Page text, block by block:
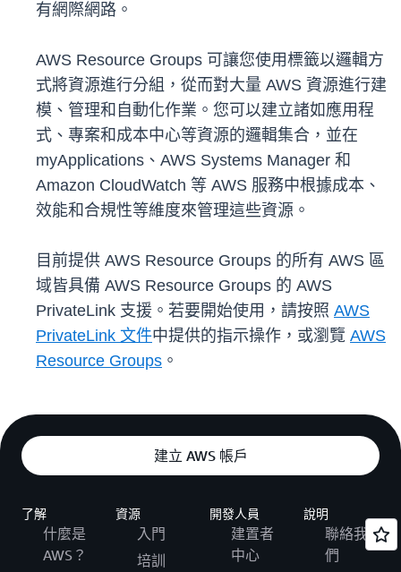
有網際網路。
AWS Resource Groups 可讓您使用標籤以邏輯方
式將資源進行分組，從而對大量 AWS 資源進行建
模、管理和自動化作業。您可以建立諸如應用程
式、專案和成本中心等資源的邏輯集合，並在
myApplications、AWS Systems Manager 和
Amazon CloudWatch 等 AWS 服務中根據成本、
效能和合規性等維度來管理這些資源。
目前提供 AWS Resource Groups 的所有 AWS 區
域皆具備 AWS Resource Groups 的 AWS
PrivateLink 支援。若要開始使用，請按照 AWS
PrivateLink 文件中提供的指示操作，或瀏覽 AWS
Resource Groups 。
建立 AWS 帳戶
了解
什麼是
AWS？
資源
入門
培訓
開發人員
建置者
中心
說明
聯絡我
們